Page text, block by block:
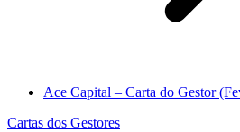
Ace Capital – Carta do Gestor
Cartas dos Gestores